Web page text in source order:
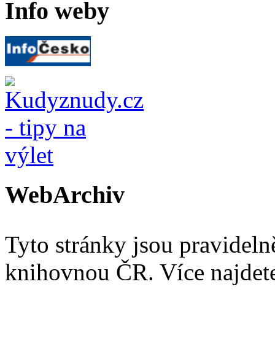
Info weby
WebArchiv
Tyto stránky jsou
knihovnou ČR. Více